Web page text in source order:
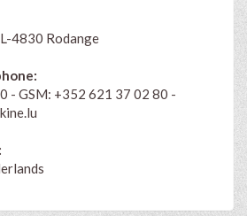
4830 Rodange
- GSM: +352 621 37 02 80 -